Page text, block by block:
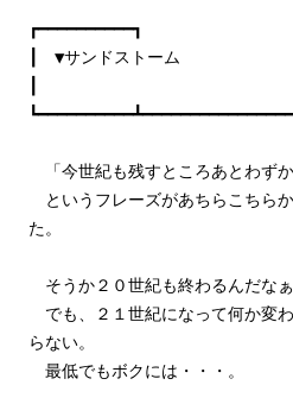
┏━━━━━━━━━━┓
┃ ▼サンドストーム
┃ 編集
「今世紀も残すところあとわずか
というフレーズがあちらこちら
た。
そうか２０世紀も終わるんだなぁ
でも、２１世紀になって何か変
らない。
最低でもボクには・・・。